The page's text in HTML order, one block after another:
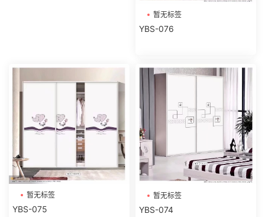
暂无标签
YBS-076
暂无标签
YBS-075
暂无标签
YBS-074